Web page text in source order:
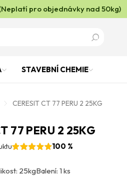
pro objednávky nad 50kg)
STAVEBNÍ CHEMIE
CERESIT CT 77 PERU 2 25KG
77 PERU 2 25KG
100 %
25kgBalení: 1 ks